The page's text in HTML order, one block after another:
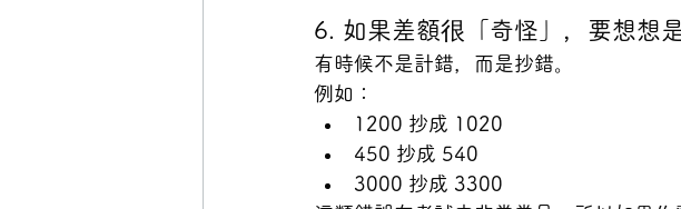
6. 如果差額很「奇怪」，要想想
有時候不是計錯，而是抄錯。
例如：
1200 抄成 1020
450 抄成 540
3000 抄成 3300